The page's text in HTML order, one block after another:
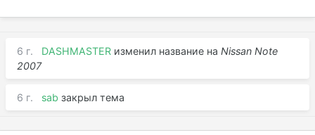
6 г. DASHMASTER изменил название на Nissan Note
2007
6 г. sab закрыл тема